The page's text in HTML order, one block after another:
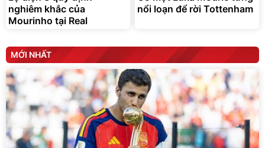
nghiêm khắc của
Mourinho tại Real
nổi loạn để rời Tottenham
MỚI NHẤT